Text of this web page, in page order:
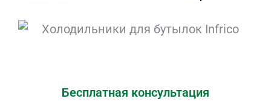
Бесплатная консультация